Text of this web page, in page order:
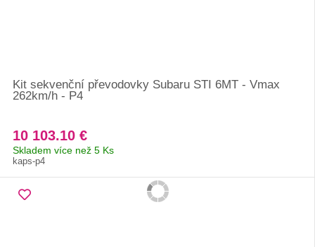
Kit sekvenční převodovky Subaru STI 6MT - Vmax
262km/h - P4
10 103.10 €
Skladem více než 5 Ks
kaps-p4